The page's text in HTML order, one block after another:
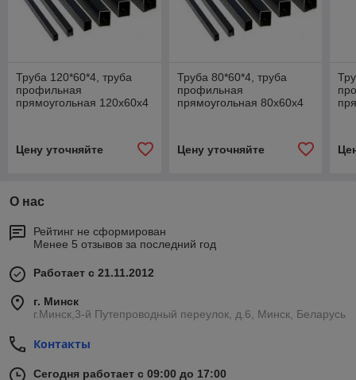
Труба 120*60*4, труба
профильная
прямоугольная 120х60х4
Цену уточняйте
Труба 80*60*4, труба
профильная
прямоугольная 80х60х4
Цену уточняйте
О нас
Рейтинг не сформирован
Менее 5 отзывов за последний год
Работает с 21.11.2012
г. Минск
г.Минск,3-й Путепроводный переулок, д.6, Минск, Беларусь
Контакты
Сегодня работает с 09:00 до 17:00